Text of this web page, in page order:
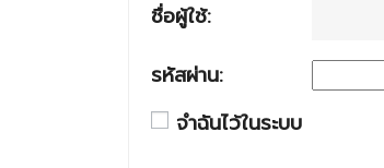
ชื่อผู้ใช้:
รหัสผ่าน:
จำฉันไว้ในระบบ